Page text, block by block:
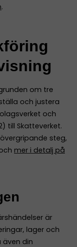
.
om tre
och justera
och
till Skatteverket.
steg,
mer i detalj på
är
lager och
även din